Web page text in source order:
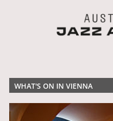
WHAT'S ON IN VIENNA